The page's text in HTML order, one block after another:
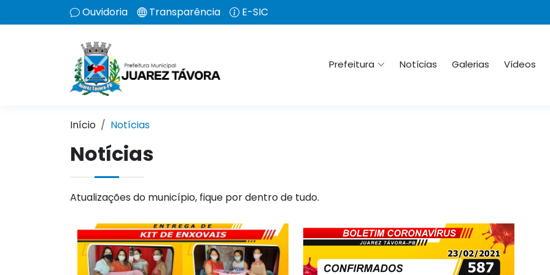
Ouvidoria Transparência E-SIC
Prefeitura Notícias Galerias Vídeos
Início Notícias
Notícias
Atualizações do município, fique por dentro de tudo.